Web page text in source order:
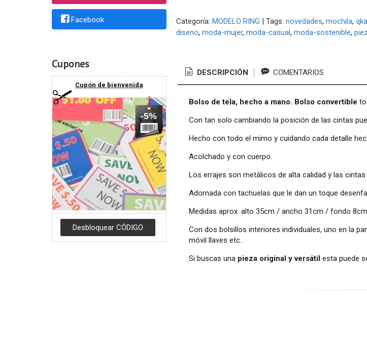
Facebook
Cupones
Cupón de bienvenida
-5%
Categoría: MODELO RING | Tags: novedades mochila
diseno moda-mujer moda-casual moda-sostenible
DESCRIPCIÓN COMENTARIOS
Bolso de tela, hecho a mano. Bolso convertible
Con tan solo cambiando la posición de las cintas
Hecho con todo el mimo y cuidando cada detalle
Acolchado y con cuerpo.
Los errajes son metálicos de alta calidad y las
Adornada con tachuelas que le dan un toque
Medidas aprox. alto 35cm / ancho 31cm / fondo 8cm
Con dos bolsillos interiores individuales, uno en la
móvil llaves etc..
Si buscas una pieza original y versátilesta puede